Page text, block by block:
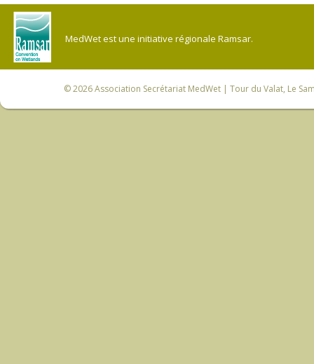
MedWet est une initiative régionale Ramsar.
© 2026Association Secrétariat MedWet | Tour du Valat, Le